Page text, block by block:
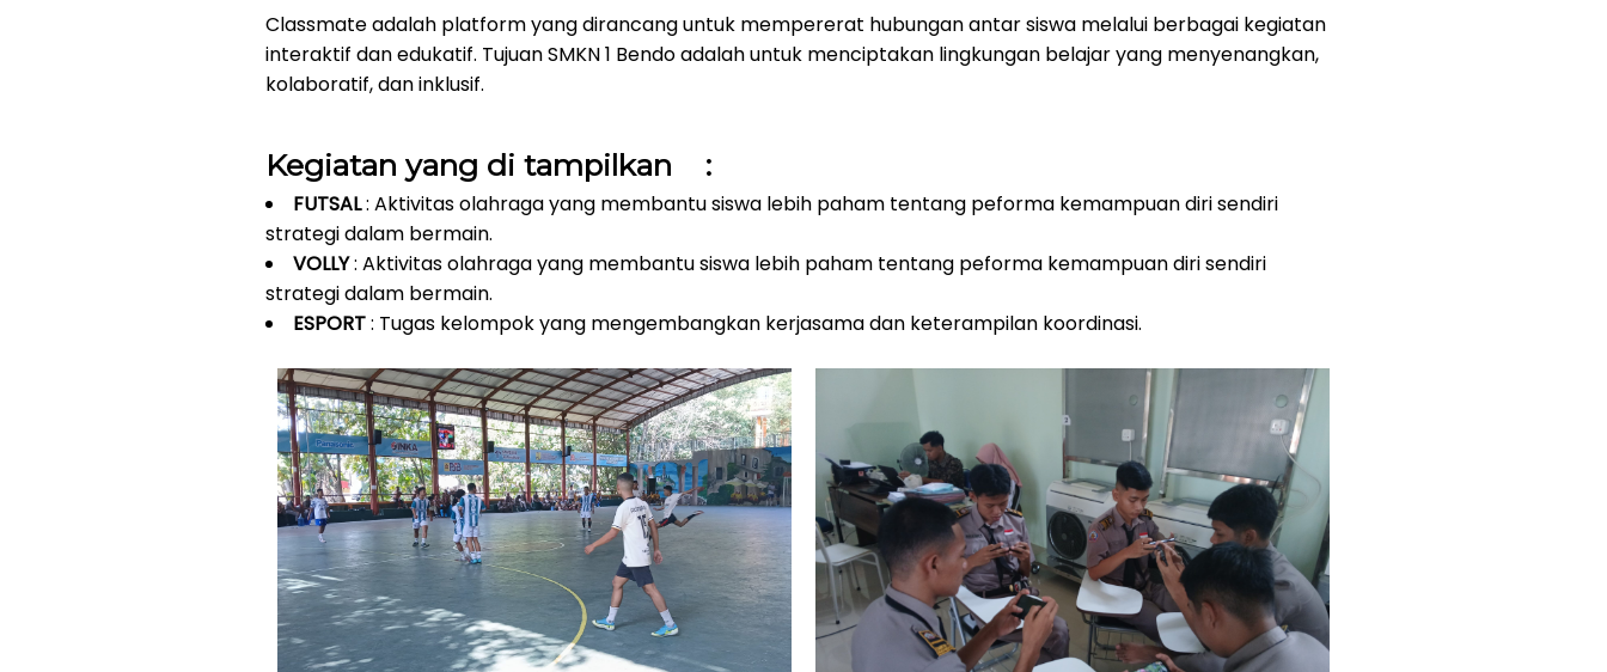
Classmate adalah platform yang dirancang untuk mempererat hubungan antar siswa melalui berbagai kegiatan
interaktif dan edukatif. Tujuan SMKN 1 Bendo adalah untuk menciptakan lingkungan belajar yang menyenangkan,
kolaboratif, dan inklusif.
Kegiatan yang di tampilkan :
FUTSAL: Aktivitas olahraga yang membantu siswa lebih paham tentang peforma kemampuan diri sendiri
strategi dalam bermain.
VOLLY: Aktivitas olahraga yang membantu siswa lebih paham tentang peforma kemampuan diri sendiri
strategi dalam bermain.
ESPORT: Tugas kelompok yang mengembangkan kerjasama dan keterampilan koordinasi.